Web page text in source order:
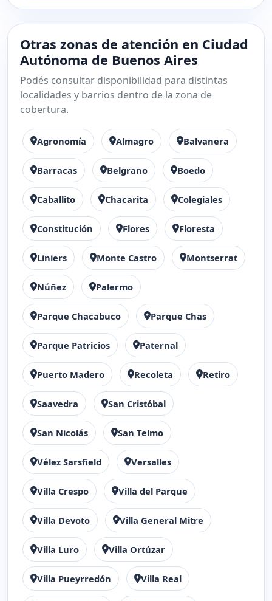
Otras zonas de atención en Ciudad
Autónoma de Buenos Aires
Podés consultar disponibilidad para distintas
localidades y barrios dentro de la zona de
cobertura.
Agronomía Almagro Balvanera
Barracas Belgrano Boedo
Caballito Chacarita Colegiales
Constitución Flores Floresta
Liniers Monte Castro Montserrat
Núñez Palermo
Parque Chacabuco Parque Chas
Parque Patricios Paternal
Puerto Madero Recoleta Retiro
Saavedra San Cristóbal
San Nicolás San Telmo
Vélez Sarsfield Versalles
Villa Crespo Villa del Parque
Villa Devoto Villa General Mitre
Villa Luro Villa Ortúzar
Villa Pueyrredón Villa Real